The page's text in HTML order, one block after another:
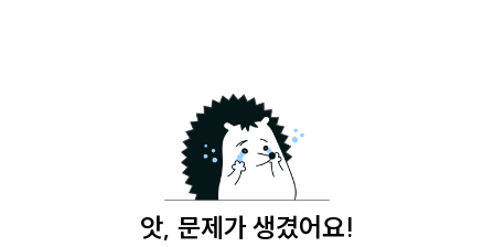
앗, 문제가 생겼어요!